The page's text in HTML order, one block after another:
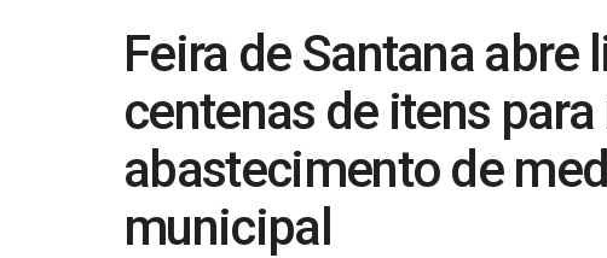
Feira de Santana
centenas de itens
abastecimento de
municipal